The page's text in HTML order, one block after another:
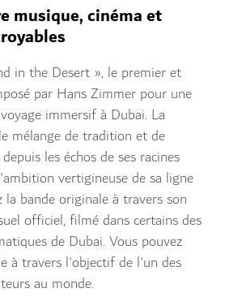
musique, cinéma et
in the Desert », le premier et
par Hans Zimmer pour une
immersif à Dubai. La
mélange de tradition et de
les échos de ses racines
vertigineuse de sa ligne
bande originale à travers son
officiel, filmé dans certains des
de Dubai. Vous pouvez
à travers l'objectif de l'un des
au monde.